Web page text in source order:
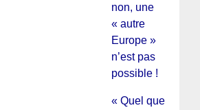
non, une
« autre
Europe »
n’est pas
possible !
« Quel que